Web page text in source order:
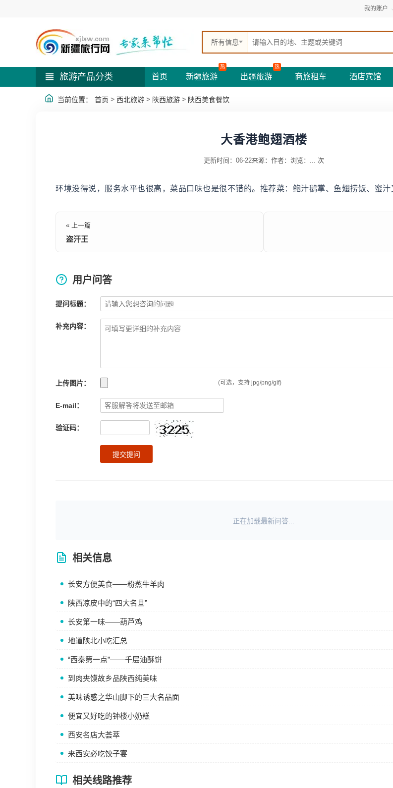
我的账户
所有信息
旅游产品分类 首页 新疆旅游
热
出疆旅游
热
商旅租车 酒店宾馆
当前位置： 首页 > 西北旅游 > 陕西旅游 > 陕西美食餐饮
大香港鲍翅酒楼
更新时间：06-22来源： 作者： 浏览： ... 次
环境没得说，服务水平也很高，菜品口味也是很不错的。推荐菜：鲍汁鹅掌、鱼翅捞饭、蜜汁
« 上一篇
盗汗王
用户问答
提问标题：
补充内容：
上传图片： (可选，支持 jpg/png/gif)
E-mail：
验证码：
提交提问
正在加载最新问答...
相关信息
长安方便美食——粉蒸牛羊肉
陕西凉皮中的“四大名旦”
长安第一味——葫芦鸡
地道陕北小吃汇总
“西秦第一点”——千层油酥饼
到肉夹馍故乡品陕西纯美味
美味诱惑之华山脚下的三大名品面
便宜又好吃的钟楼小奶糕
西安名店大荟萃
来西安必吃饺子宴
相关线路推荐